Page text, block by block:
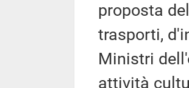
proposta
trasporti,
Ministri
attività